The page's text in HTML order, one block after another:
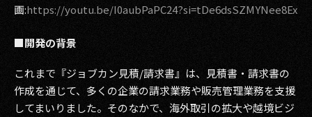
2018
2016
2015
画:https://youtu.be/I0aubPaPC24?si=tDe6dsSZMYNee8Ex
■開発の背景
これまで『ジョブカン見積/請求書』は、見積書・請求書の
作成を通じて、多くの企業の請求業務や販売管理業務を支援
してまいりました。そのなかで、海外取引の拡大や越境ビジ